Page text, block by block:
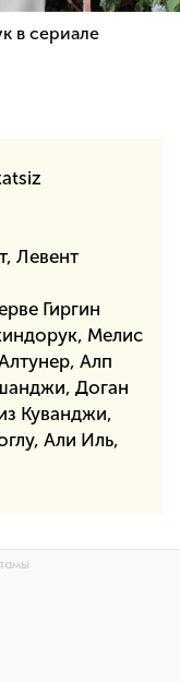
в сериале
Левент
Гиргин
Мелис
Алп
Доган
Куванджи,
Али Иль,